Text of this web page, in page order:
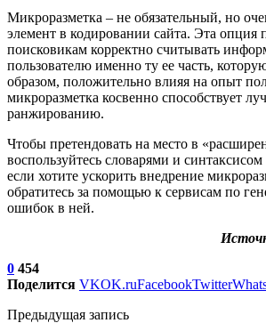
Микроразметка – не обязательный, но
элемент в кодировании сайта. Эта опция
поисковикам корректно считывать
пользователю именно ту ее часть,
образом, положительно влияя на опыт
микроразметка косвенно способствует
ранжированию.
Чтобы претендовать на место в
воспользуйтесь словарями и
если хотите ускорить внедрение
обратитесь за помощью к сервисам по
ошибок в ней.
0 454
Поделится VKOK.ruFacebookTwitter
Предыдущая запись